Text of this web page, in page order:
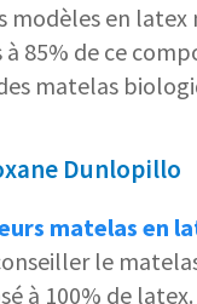
modèles en latex
85% de ce
matelas
Dunlopillo
matelas en
le
à 100% de